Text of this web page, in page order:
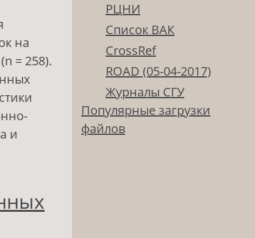
на
= 258).
и
РЦНИ
Список ВАК
CrossRef
ROAD (05-04-2017)
Журналы СГУ
Популярные загрузки
файлов